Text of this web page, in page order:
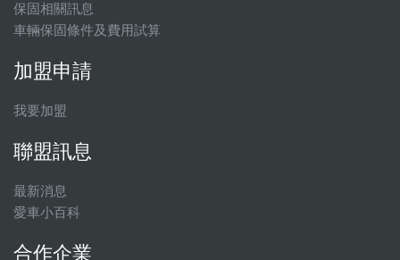
保固相關訊息
車輛保固條件及費用試算
加盟申請
我要加盟
聯盟訊息
最新消息
愛車小百科
合作企業